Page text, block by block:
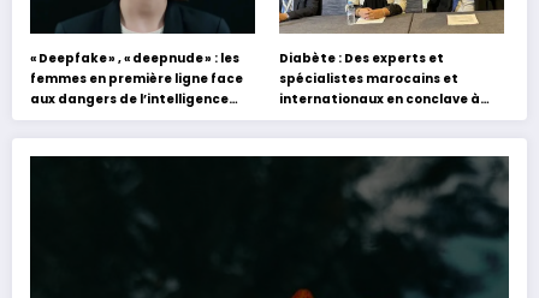
« Deepfake » , « deepnude » : les
femmes en première ligne face
aux dangers de l’intelligence
artificielle
Diabète : Des experts et
spécialistes marocains et
internationaux en conclave à
Tanger